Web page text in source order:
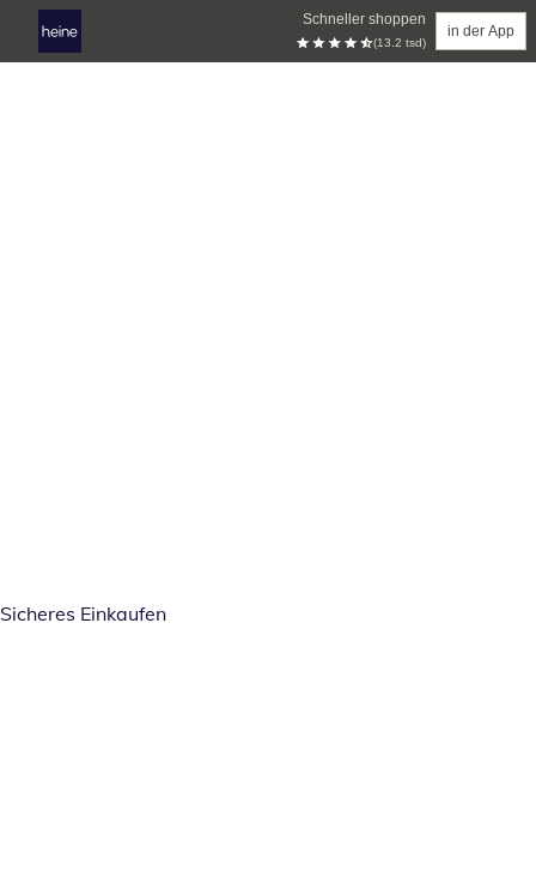
Schneller shoppen
(13.2 tsd)
in der App
Sicheres Einkaufen